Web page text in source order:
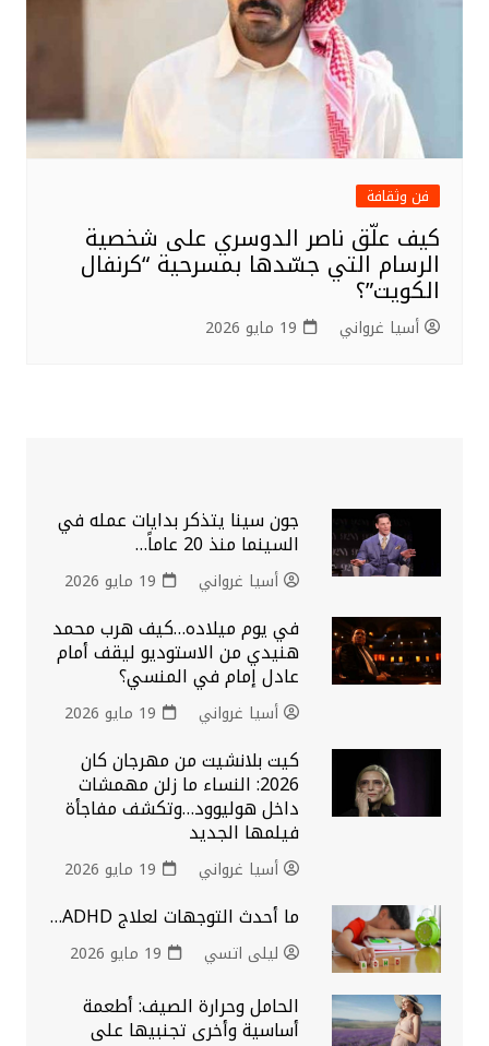
فن وثقافة
كيف علّق ناصر الدوسري على شخصية
الرسام التي جسّدها بمسرحية “كرنفال
الكويت”؟
أسيا غرواني 19 مايو 2026
جون سينا يتذكر بدايات عمله في
السينما منذ 20 عاماً…
أسيا غرواني 19 مايو 2026
في يوم ميلاده…كيف هرب محمد
هنيدي من الاستوديو ليقف أمام
عادل إمام في المنسي؟
أسيا غرواني 19 مايو 2026
كيت بلانشيت من مهرجان كان
2026: النساء ما زلن مهمشات
داخل هوليوود…وتكشف مفاجأة
فيلمها الجديد
أسيا غرواني 19 مايو 2026
ما أحدث التوجهات لعلاج ADHD…
ليلى اتسي 19 مايو 2026
الحامل وحرارة الصيف: أطعمة
أساسية وأخرى تجنبيها على